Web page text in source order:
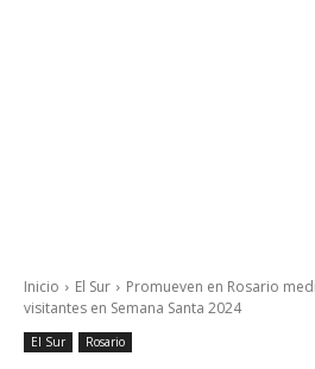
Inicio El Sur
Promueven en Rosario
visitantes en Semana Santa 2024
El Sur Rosario